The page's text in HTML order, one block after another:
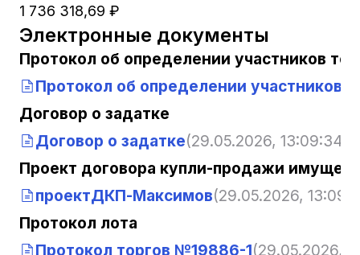
1 736 318,69 ₽
Электронные документы
Протокол об определении участников
Протокол об определении участников
Договор о задатке
Договор о задатке(29.05.2026, 13:09:34)
Проект договора купли-продажи
проектДКП-Максимов(29.05.2026,
Протокол лота
Протокол торгов №19886-1(29.05.2026,